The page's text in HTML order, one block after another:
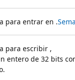
para entrar en .
para escribir ,
entero de 32 bits